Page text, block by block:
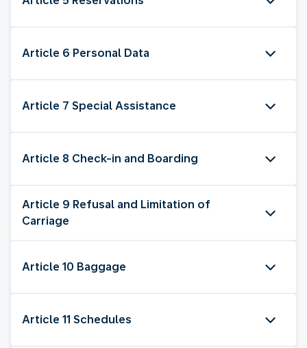
Article 6 Personal Data
Article 7 Special Assistance
Article 8 Check-in and Boarding
Article 9 Refusal and Limitation of
Carriage
Article 10 Baggage
Article 11 Schedules